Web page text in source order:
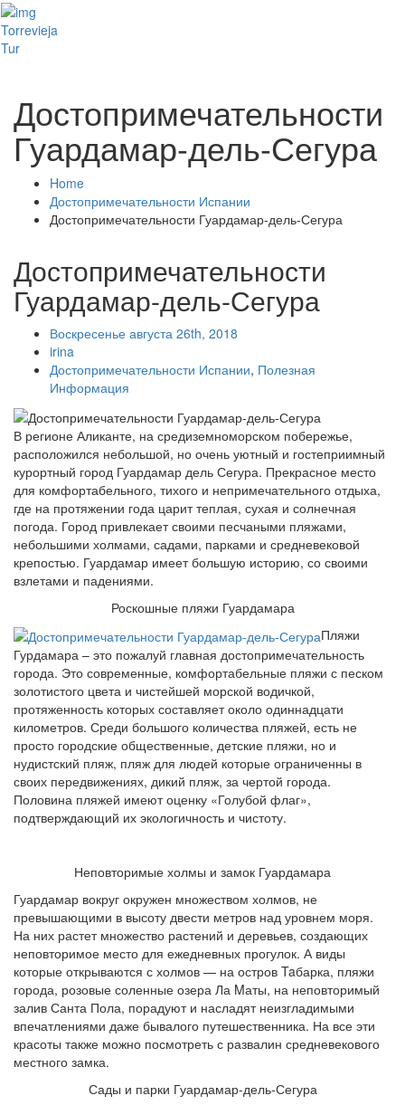
Torrevieja
Tur
Достопримечательности
Гуардамар-дель-Сегура
Home
Достопримечательности Испании
Достопримечательности Гуардамар-дель-Сегура
Достопримечательности
Гуардамар-дель-Сегура
Воскресенье августа 26th, 2018
irina
Достопримечательности Испании, Полезная
Информация
В регионе Аликанте, на средиземноморском побережье,
расположился небольшой, но очень уютный и гостеприимный
курортный город Гуардамар дель Сегура. Прекрасное место
для комфортабельного, тихого и непримечательного отдыха,
где на протяжении года царит теплая, сухая и солнечная
погода. Город привлекает своими песчаными пляжами,
небольшими холмами, садами, парками и средневековой
крепостью. Гуардамар имеет большую историю, со своими
взлетами и падениями.
Роскошные пляжи Гуардамара
Пляжи
Гурдамара – это пожалуй главная достопримечательность
города. Это современные, комфортабельные пляжи с песком
золотистого цвета и чистейшей морской водичкой,
протяженность которых составляет около одиннадцати
километров. Среди большого количества пляжей, есть не
просто городские общественные, детские пляжи, но и
нудистский пляж, пляж для людей которые ограниченны в
своих передвижениях, дикий пляж, за чертой города.
Половина пляжей имеют оценку «Голубой флаг»,
подтверждающий их экологичность и чистоту.
Неповторимые холмы и замок Гуардамара
Гуардамар вокруг окружен множеством холмов, не
превышающими в высоту двести метров над уровнем моря.
На них растет множество растений и деревьев, создающих
неповторимое место для ежедневных прогулок. А виды
которые открываются с холмов — на остров Taбарка, пляжи
города, розовые соленные озера Ла Mаты, на неповторимый
залив Санта Пола, порадуют и насладят неизгладимыми
впечатлениями даже бывалого путешественника. На все эти
красоты также можно посмотреть с развалин средневекового
местного замка.
Сады и парки Гуардамар-дель-Сегура